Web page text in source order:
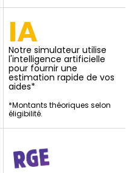
IA
Notre simulateur utilise
l'intelligence artificielle
pour fournir une
estimation rapide de vos
aides*
*Montants théoriques selon
éligibilité.